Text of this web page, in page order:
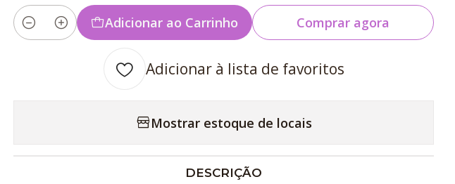
Quantidade
Adicionar ao Carrinho Comprar agora
Adicionar à lista de favoritos
Mostrar estoque de locais
DESCRIÇÃO